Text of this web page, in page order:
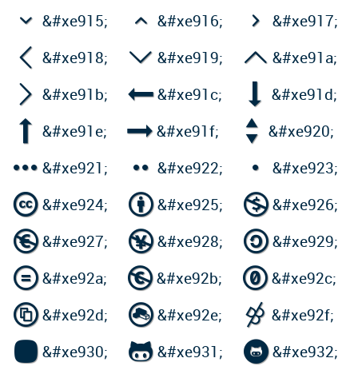
 &#xe915;  &#xe916;  &#xe917;
 &#xe918;  &#xe919;  &#xe91a;
 &#xe91b; &#xe91c;  &#xe91d;
 &#xe91e; &#xe91f;  &#xe920;
 &#xe921;  &#xe922;  &#xe923;
&#xe924; &#xe925; &#xe926;
&#xe927; &#xe928; &#xe929;
&#xe92a; &#xe92b; &#xe92c;
&#xe92d; &#xe92e;  &#xe92f;
&#xe930; &#xe931; &#xe932;